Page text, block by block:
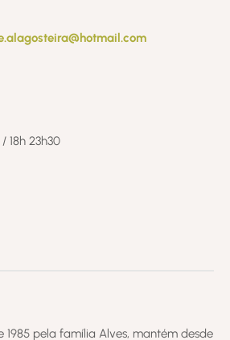
18h 23h30
1985 pela família Alves, mantém desde